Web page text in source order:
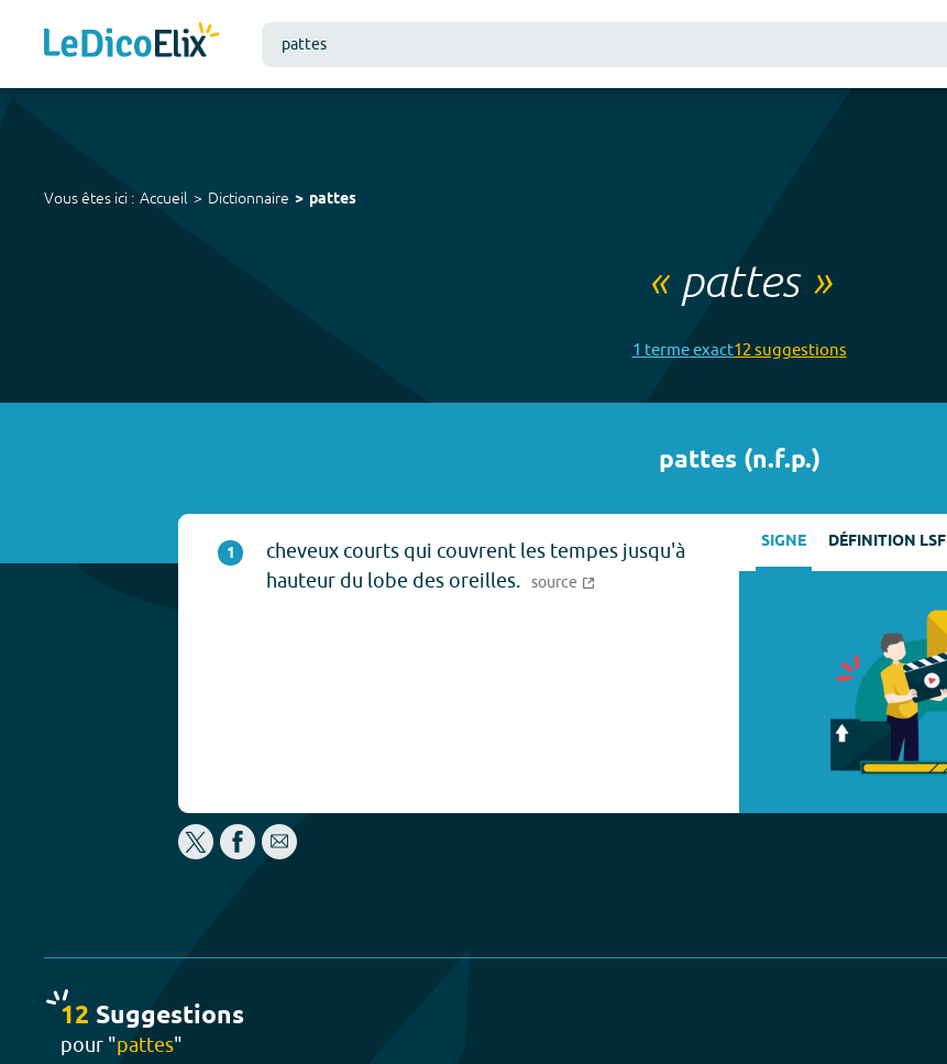
Vous êtes ici : Accueil Dictionnaire pattes
« pattes»
1 termeexact12 suggestions
pattes(n.f.p.)
1
cheveux courts qui couvrent les tempes jusqu'à
hauteur du lobe des oreilles. source
SIGNE DÉFINITION LSF
12 Suggestions
pour "pattes"